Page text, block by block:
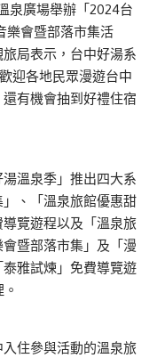
泉廣場舉辦「2024台
樂會暨部落市集活
局表示，台中好湯系
迎各地民眾漫遊台中
有機會抽到好禮住宿
溫泉季」推出四大系
、「溫泉旅館優惠甜
覽遊程以及「溫泉旅
暨部落市集」及「漫
雅試煉」免費導覽遊
住參與活動的溫泉旅